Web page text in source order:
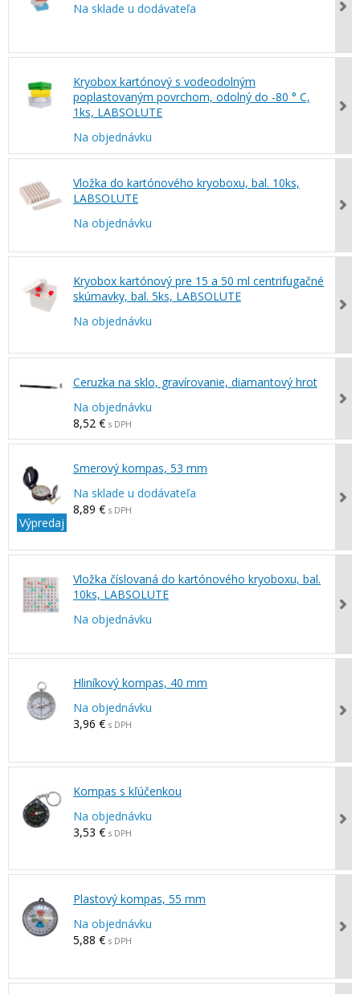
Na sklade u dodávateľa
Kryobox kartónový s vodeodolným
poplastovaným povrchom, odolný do -80 ° C,
1ks, LABSOLUTE
Na objednávku
Vložka do kartónového kryoboxu, bal. 10ks,
LABSOLUTE
Na objednávku
Kryobox kartónový pre 15 a 50 ml centrifugačné
skúmavky, bal. 5ks, LABSOLUTE
Na objednávku
Ceruzka na sklo, gravírovanie, diamantový hrot
Na objednávku
8,52 € s DPH
Výpredaj
Smerový kompas, 53 mm
Na sklade u dodávateľa
8,89 € s DPH
Vložka číslovaná do kartónového kryoboxu, bal.
10ks, LABSOLUTE
Na objednávku
Hliníkový kompas, 40 mm
Na objednávku
3,96 € s DPH
Kompas s kľúčenkou
Na objednávku
3,53 € s DPH
Plastový kompas, 55 mm
Na objednávku
5,88 € s DPH